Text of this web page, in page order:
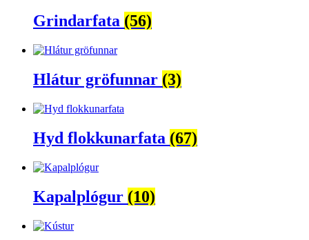
Grindarfata (56)
Hlátur gröfunnar (3)
Hyd flokkunarfata (67)
Kapalplógur (10)